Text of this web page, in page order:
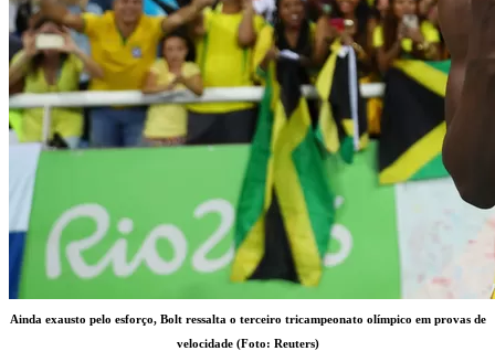
Ainda exausto pelo esforço, Bolt ressalta o terceiro tricampeonato olímpico em provas de
velocidade (Foto: Reuters)